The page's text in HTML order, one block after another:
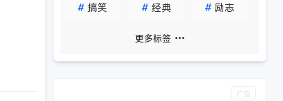
# 搞笑 # 经典 # 励志
更多标签